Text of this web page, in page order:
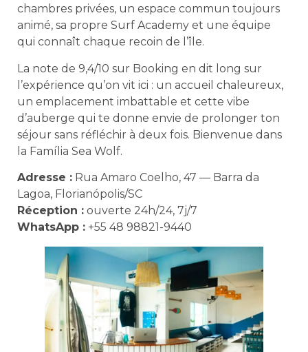
chambres privées, un espace commun toujours
animé, sa propre Surf Academy et une équipe
qui connaît chaque recoin de l’île.
La note de 9,4/10 sur Booking en dit long sur
l’expérience qu’on vit ici : un accueil chaleureux,
un emplacement imbattable et cette vibe
d’auberge qui te donne envie de prolonger ton
séjour sans réfléchir à deux fois. Bienvenue dans
la Família Sea Wolf.
Adresse : Rua Amaro Coelho, 47 — Barra da
Lagoa, Florianópolis/SC
Réception : ouverte 24h/24, 7j/7
WhatsApp : +55 48 98821-9440